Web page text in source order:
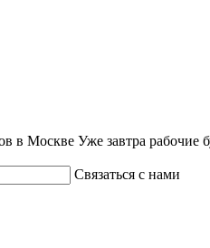
в Москве Уже завтра рабочие
Связаться с нами